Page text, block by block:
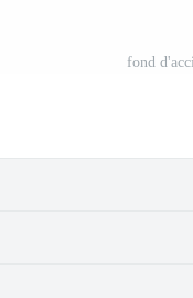
fond